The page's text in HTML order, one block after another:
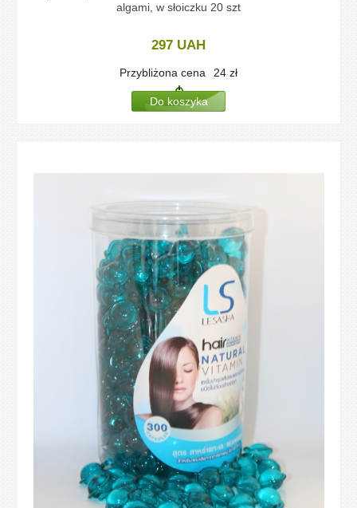
algami, w słoiczku 20 szt
297 UAH
Przybliżona cena 24 zł